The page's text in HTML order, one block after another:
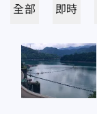
全部 即時